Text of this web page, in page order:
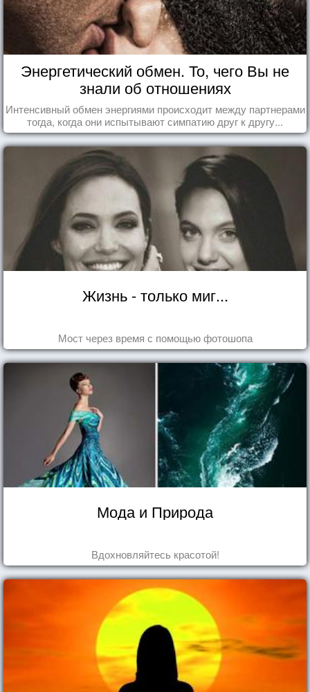
Энергетический обмен. То, чего Вы не
знали об отношениях
Интенсивный обмен энергиями происходит между партнерами
тогда, когда они испытывают симпатию друг к другу...
Жизнь - только миг...
Мост через время с помощью фотошопа
Мода и Природа
Вдохновляйтесь красотой!